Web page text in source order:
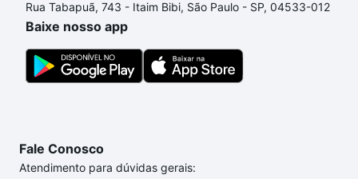
processo de compra, veja em nosso portal quanto
custa comprar um apartamento
gente para comprar o imóvel dos seus sonhos com
segurança e conforto. Loft, com você até as
Rua Tabapuã, 743 - Itaim Bibi, São Paulo - SP, 04533-012
Baixe nosso app
Fale Conosco
Atendimento para dúvidas gerais: